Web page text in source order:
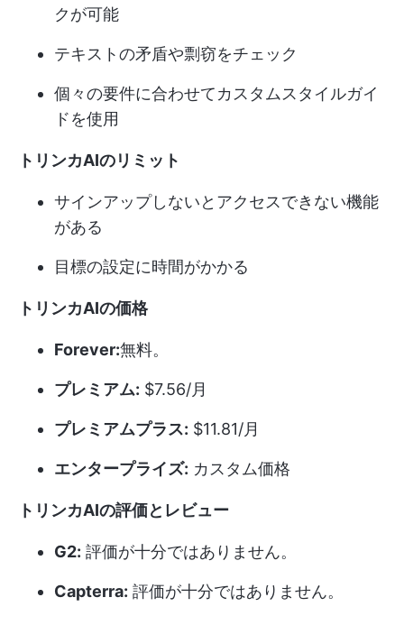
クが可能
テキストの矛盾や剽窃をチェック
個々の要件に合わせてカスタムスタイルガイ
ドを使用
トリンカAIのリミット
サインアップしないとアクセスできない機能
がある
目標の設定に時間がかかる
トリンカAIの価格
Forever:無料。
プレミアム: $7.56/月
プレミアムプラス: $11.81/月
エンタープライズ: カスタム価格
トリンカAIの評価とレビュー
G2: 評価が十分ではありません。
Capterra: 評価が十分ではありません。